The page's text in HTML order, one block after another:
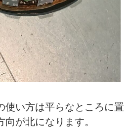
使い方は平らなところに置
が北になります。